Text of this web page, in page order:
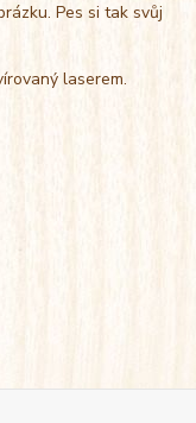
Pes si tak svůj
laserem.